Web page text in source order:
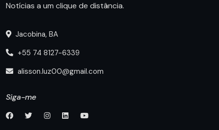
Notícias a um clique de distância.
Jacobina, BA
+55 74 8127-6339
alisson.luz00@gmail.com
Siga-me